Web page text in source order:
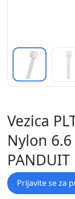
Vezica
Nylon
PANDUIT
Prijavite se za